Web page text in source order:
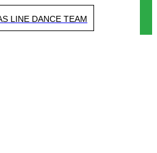
LINE DANCE TEAM